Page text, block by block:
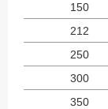
150
212
250
300
350